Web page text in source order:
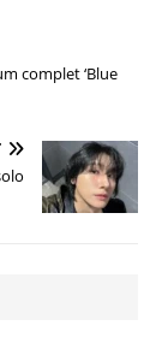
complet ‘Blue